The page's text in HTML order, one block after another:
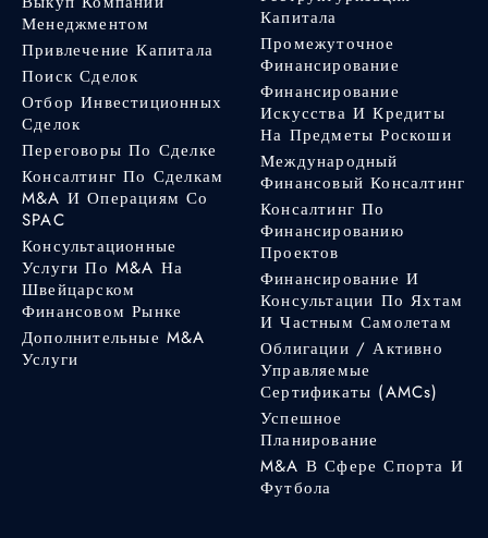
Менеджментом
Привлечение Капитала
Поиск Сделок
Отбор Инвестиционных
Сделок
Переговоры По Сделке
Консалтинг По Сделкам
M&A И Операциям Со
SPAC
Консультационные
Услуги По M&A На
Швейцарском
Финансовом Рынке
Дополнительные M&A
Услуги
Капитала
Промежуточное
Финансирование
Финансирование
Искусства И Кредиты
На Предметы Роскоши
Международный
Финансовый Консалтинг
Консалтинг По
Финансированию
Проектов
Финансирование И
Консультации По Яхтам
И Частным Самолетам
Облигации / Активно
Управляемые
Сертификаты (AMCs)
Успешное
Планирование
M&A В Сфере Спорта И
Футбола